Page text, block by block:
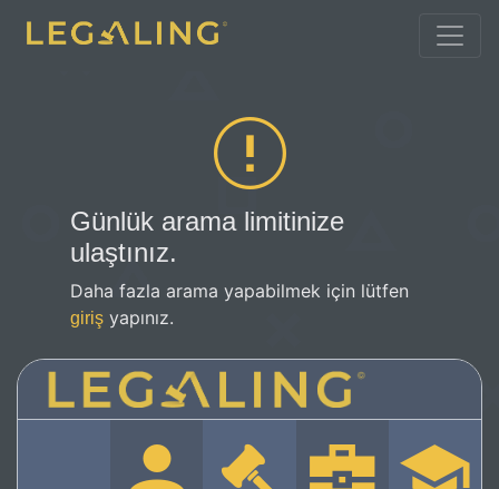
Günlük arama limitinize
ulaştınız.
Daha fazla arama yapabilmek için lütfen
giriş yapınız.